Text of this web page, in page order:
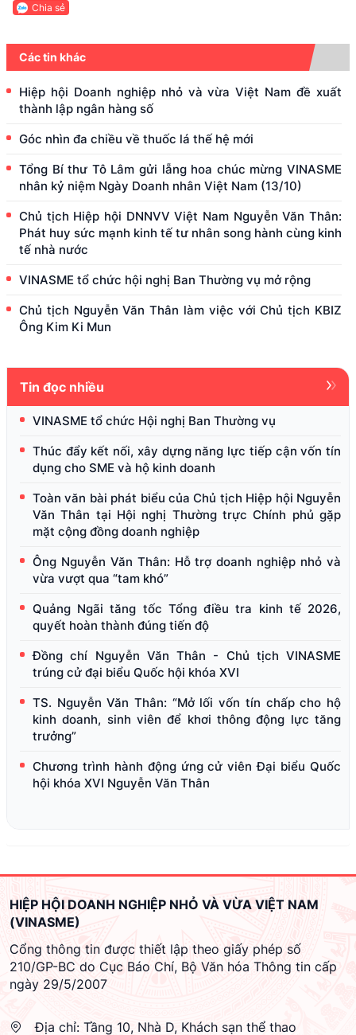
Chia sẻ
Các tin khác
Hiệp hội Doanh nghiệp nhỏ và vừa Việt Nam đề xuất
thành lập ngân hàng số
Góc nhìn đa chiều về thuốc lá thế hệ mới
Tổng Bí thư Tô Lâm gửi lẵng hoa chúc mừng VINASME
nhân kỷ niệm Ngày Doanh nhân Việt Nam (13/10)
Chủ tịch Hiệp hội DNNVV Việt Nam Nguyễn Văn Thân:
Phát huy sức mạnh kinh tế tư nhân song hành cùng kinh
tế nhà nước
VINASME tổ chức hội nghị Ban Thường vụ mở rộng
Chủ tịch Nguyễn Văn Thân làm việc với Chủ tịch KBIZ
Ông Kim Ki Mun
Tin đọc nhiều
VINASME tổ chức Hội nghị Ban Thường vụ
Thúc đẩy kết nối, xây dựng năng lực tiếp cận vốn tín
dụng cho SME và hộ kinh doanh
Toàn văn bài phát biểu của Chủ tịch Hiệp hội Nguyễn
Văn Thân tại Hội nghị Thường trực Chính phủ gặp
mặt cộng đồng doanh nghiệp
Ông Nguyễn Văn Thân: Hỗ trợ doanh nghiệp nhỏ và
vừa vượt qua “tam khó”
Quảng Ngãi tăng tốc Tổng điều tra kinh tế 2026,
quyết hoàn thành đúng tiến độ
Đồng chí Nguyễn Văn Thân - Chủ tịch VINASME
trúng cử đại biểu Quốc hội khóa XVI
TS. Nguyễn Văn Thân: “Mở lối vốn tín chấp cho hộ
kinh doanh, sinh viên để khơi thông động lực tăng
trưởng”
Chương trình hành động ứng cử viên Đại biểu Quốc
hội khóa XVI Nguyễn Văn Thân
HIỆP HỘI DOANH NGHIỆP NHỎ VÀ VỪA VIỆT NAM
(VINASME)
Cổng thông tin được thiết lập theo giấy phép số
210/GP-BC do Cục Báo Chí, Bộ Văn hóa Thông tin cấp
ngày 29/5/2007
Địa chỉ: Tầng 10, Nhà D, Khách sạn thể thao